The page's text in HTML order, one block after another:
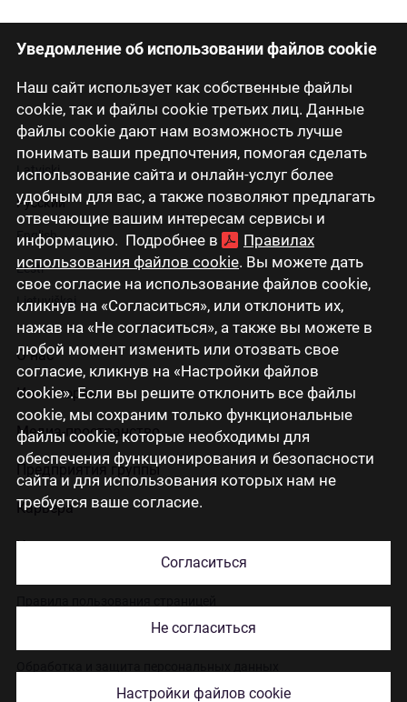
Уведомление об использовании файлов cookie
Наш сайт использует как собственные файлы
cookie, так и файлы cookie третьих лиц. Данные
файлы cookie дают нам возможность лучше
понимать ваши предпочтения, помогая сделать
использование сайта и онлайн-услуг более
удобным для вас, а также позволяют предлагать
отвечающие вашим интересам сервисы и
информацию. Подробнее в
Правилах
использования файлов cookie. Вы можете дать
свое согласие на использование файлов cookie,
кликнув на «Согласиться», или отклонить их,
нажав на «Не согласиться», а также вы можете в
любой момент изменить или отозвать свое
согласие, кликнув на «Настройки файлов
cookie». Если вы решите отклонить все файлы
cookie, мы сохраним только функциональные
файлы cookie, которые необходимы для
обеспечения функционирования и безопасности
сайта и для использования которых нам не
требуется ваше согласие.
Согласиться
Не согласиться
Настройки файлов cookie
Latviski
Русский
English
Eesti
Lietuviškai
О нас
Инвесторам
Медиа-пространство
Предприятия группы
Карьера
Контакты
Использование cookies